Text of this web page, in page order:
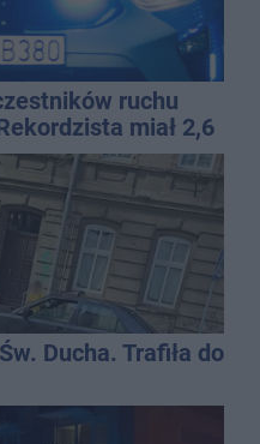
ruchu
miał 2,6
Ducha. Trafiła do